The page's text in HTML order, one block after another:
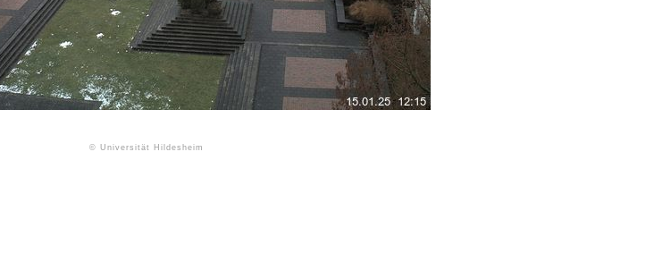
© Universität Hildesheim